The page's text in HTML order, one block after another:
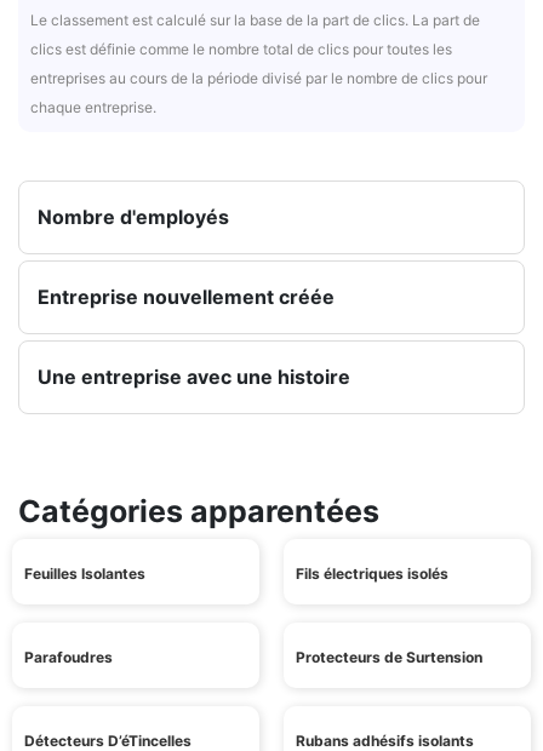
Le classement est calculé sur la base de la part de clics. La part de
clics est définie comme le nombre total de clics pour toutes les
entreprises au cours de la période divisé par le nombre de clics pour
chaque entreprise.
Nombre d'employés
Entreprise nouvellement créée
Une entreprise avec une histoire
Catégories apparentées
Feuilles Isolantes Fils électriques isolés
Parafoudres Protecteurs de Surtension
Détecteurs D’éTincelles Rubans adhésifs isolants